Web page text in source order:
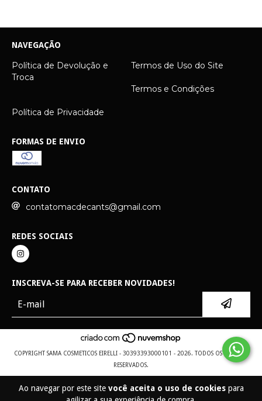
Ao navegar por este site você aceita o uso de cookiespara
NAVEGAÇÃO
Política de Devolução e
Troca
Termos de Uso do Site
Termos e Condições
Política de Privacidade
FORMAS DE ENVIO
CONTATO
contatomacdecants@gmail.com
REDES SOCIAIS
INSCREVA-SE PARA RECEBER NOVIDADES!
COPYRIGHT SAMA COSMETICOS EIRELLI - 30393393000101 - 2026. TODOS OS DIREITOS
RESERVADOS.